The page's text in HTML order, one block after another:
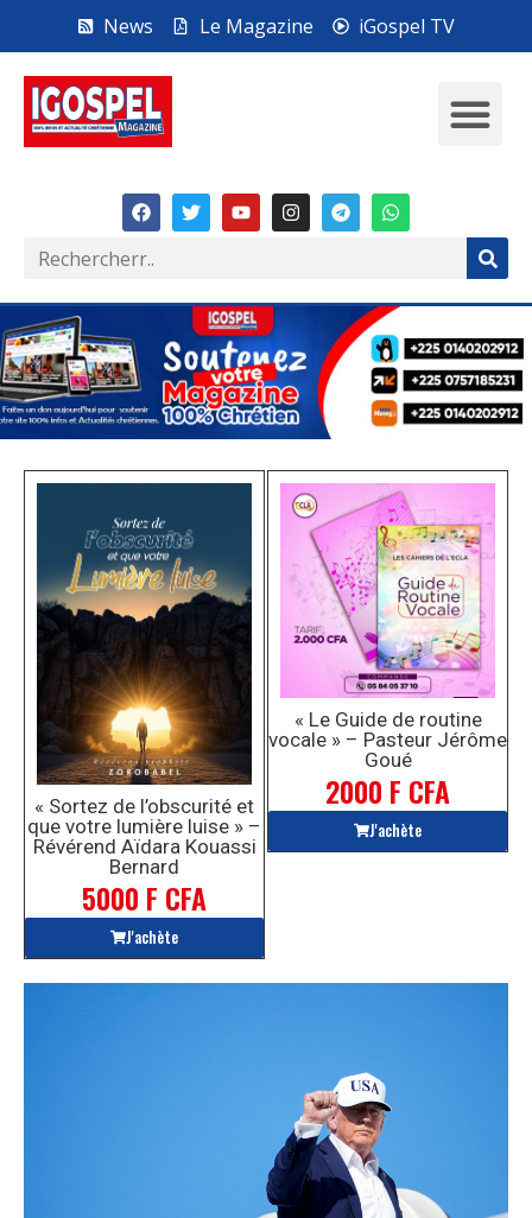
News Le Magazine iGospel TV
« Sortez de l’obscurité et
que votre lumière luise » –
Révérend Aïdara Kouassi
Bernard
5000 F CFA
J'achète
« Le Guide de routine
vocale » – Pasteur Jérôme
Goué
2000 F CFA
J'achète